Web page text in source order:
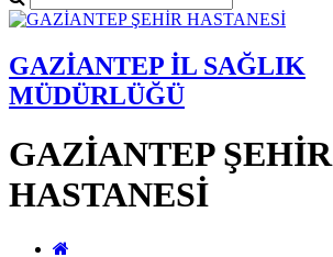
GAZİANTEP İL SAĞLIK
MÜDÜRLÜĞÜ
GAZİANTEP ŞEHİR
HASTANESİ